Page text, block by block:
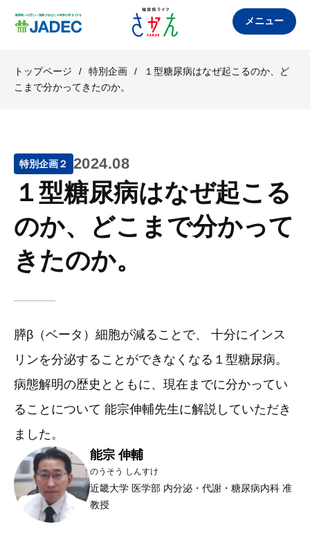
メニュー
トップページ / 特別企画 /
１型糖尿病はなぜ起こるのか、ど
こまで分かってきたのか。
特別企画２ 2024.08
１型糖尿病はなぜ起こる
のか、どこまで分かって
きたのか。
膵β（ベータ）細胞が減ることで、 十分にインス
リンを分泌することができなくなる１型糖尿病。
病態解明の歴史とともに、現在までに分かってい
ることについて 能宗伸輔先生に解説していただき
ました。
能宗 伸輔
のうそう しんすけ
近畿大学 医学部 内分泌・代謝・糖尿病内科 准
教授